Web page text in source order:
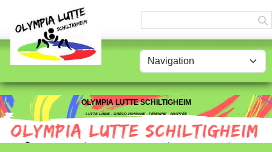
OLYMPIA LUTTE SCHILTIGHEIM
LUTTE LIBRE - GRÉCO-ROMAINE - FÉMININE - ADAPTÉE
Panneau de gestion des cookies